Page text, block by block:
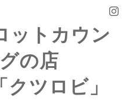
ットカウン
の店
ツロビ」